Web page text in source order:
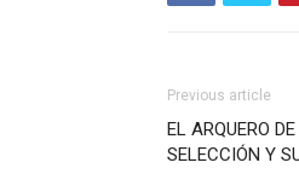
Previous article
EL ARQUERO
SELECCIÓN Y